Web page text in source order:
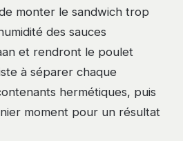
monter le sandwich trop
des sauces
et rendront le poulet
à séparer chaque
hermétiques, puis
moment pour un résultat